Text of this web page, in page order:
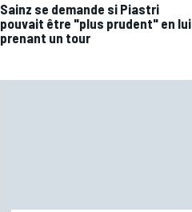
Sainz se demande si Piastri
pouvait être "plus prudent" en lui
prenant un tour